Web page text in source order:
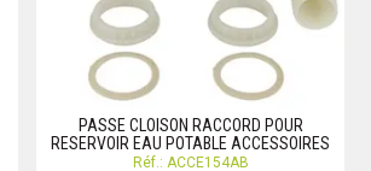
PASSE CLOISON RACCORD POUR
RESERVOIR EAU POTABLE ACCESSOIRES
Réf.: ACCE154AB